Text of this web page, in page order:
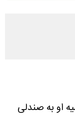
او به صندلی